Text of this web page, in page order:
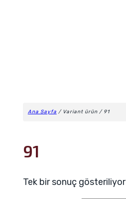
Ana Sayfa / Variant ürün / 91
91
Tek bir sonuç gösteriliyor